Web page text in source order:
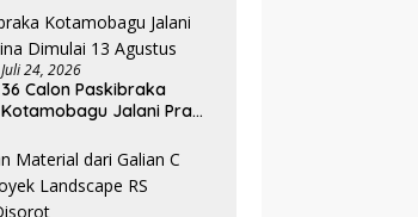
Kepala UPTD Puskesmas
Inobonto
Juli 24, 2026
36 Calon Paskibraka
Kotamobagu Jalani Pra
Agustus